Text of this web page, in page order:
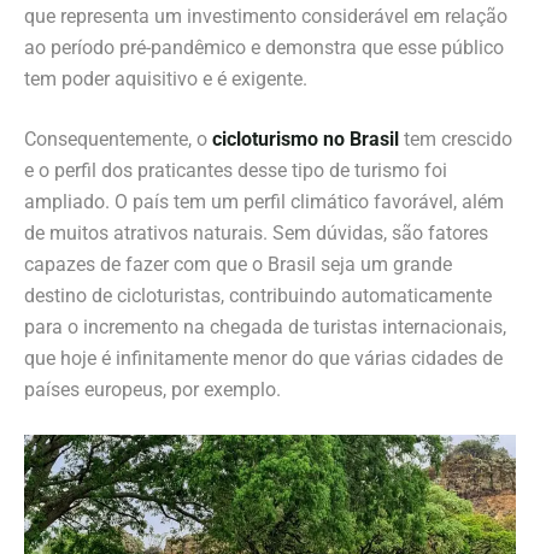
que representa um investimento considerável em relação
ao período pré-pandêmico e demonstra que esse público
tem poder aquisitivo e é exigente.
Consequentemente, o cicloturismo no Brasil tem crescido
e o perfil dos praticantes desse tipo de turismo foi
ampliado. O país tem um perfil climático favorável, além
de muitos atrativos naturais. Sem dúvidas, são fatores
capazes de fazer com que o Brasil seja um grande
destino de cicloturistas, contribuindo automaticamente
para o incremento na chegada de turistas internacionais,
que hoje é infinitamente menor do que várias cidades de
países europeus, por exemplo.